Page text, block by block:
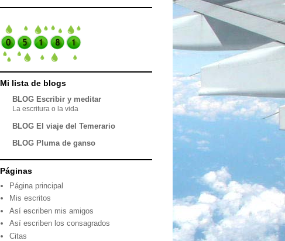
Mi lista de blogs
BLOG Escribir y meditar
La escritura o la vida
BLOG El viaje del Temerario
BLOG Pluma de ganso
Páginas
Página principal
Mis escritos
Así escriben mis amigos
Así escriben los consagrados
Citas